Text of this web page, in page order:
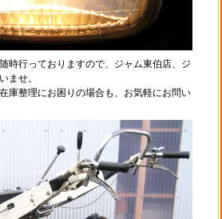
時行っておりますので、ジャム東伯店、ジ
ませ。
庫整理にお困りの場合も、お気軽にお問い